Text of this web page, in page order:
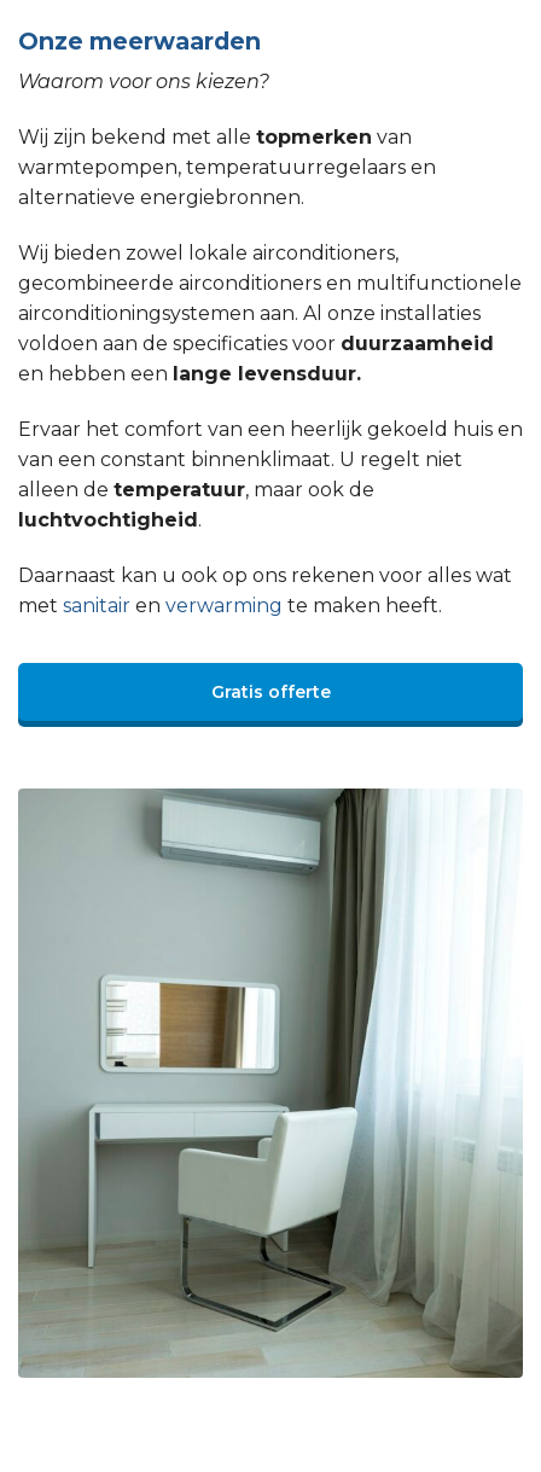
Onze meerwaarden
Waarom voor ons kiezen?
Wij zijn bekend met alle topmerken van
warmtepompen, temperatuurregelaars en
alternatieve energiebronnen.
Wij bieden zowel lokale airconditioners,
gecombineerde airconditioners en multifunctionele
airconditioningsystemen aan. Al onze installaties
voldoen aan de specificaties voor duurzaamheid
en hebben een lange levensduur.
Ervaar het comfort van een heerlijk gekoeld huis en
van een constant binnenklimaat. U regelt niet
alleen de temperatuur, maar ook de
luchtvochtigheid.
Daarnaast kan u ook op ons rekenen voor alles wat
met sanitair en verwarming te maken heeft.
Gratis offerte